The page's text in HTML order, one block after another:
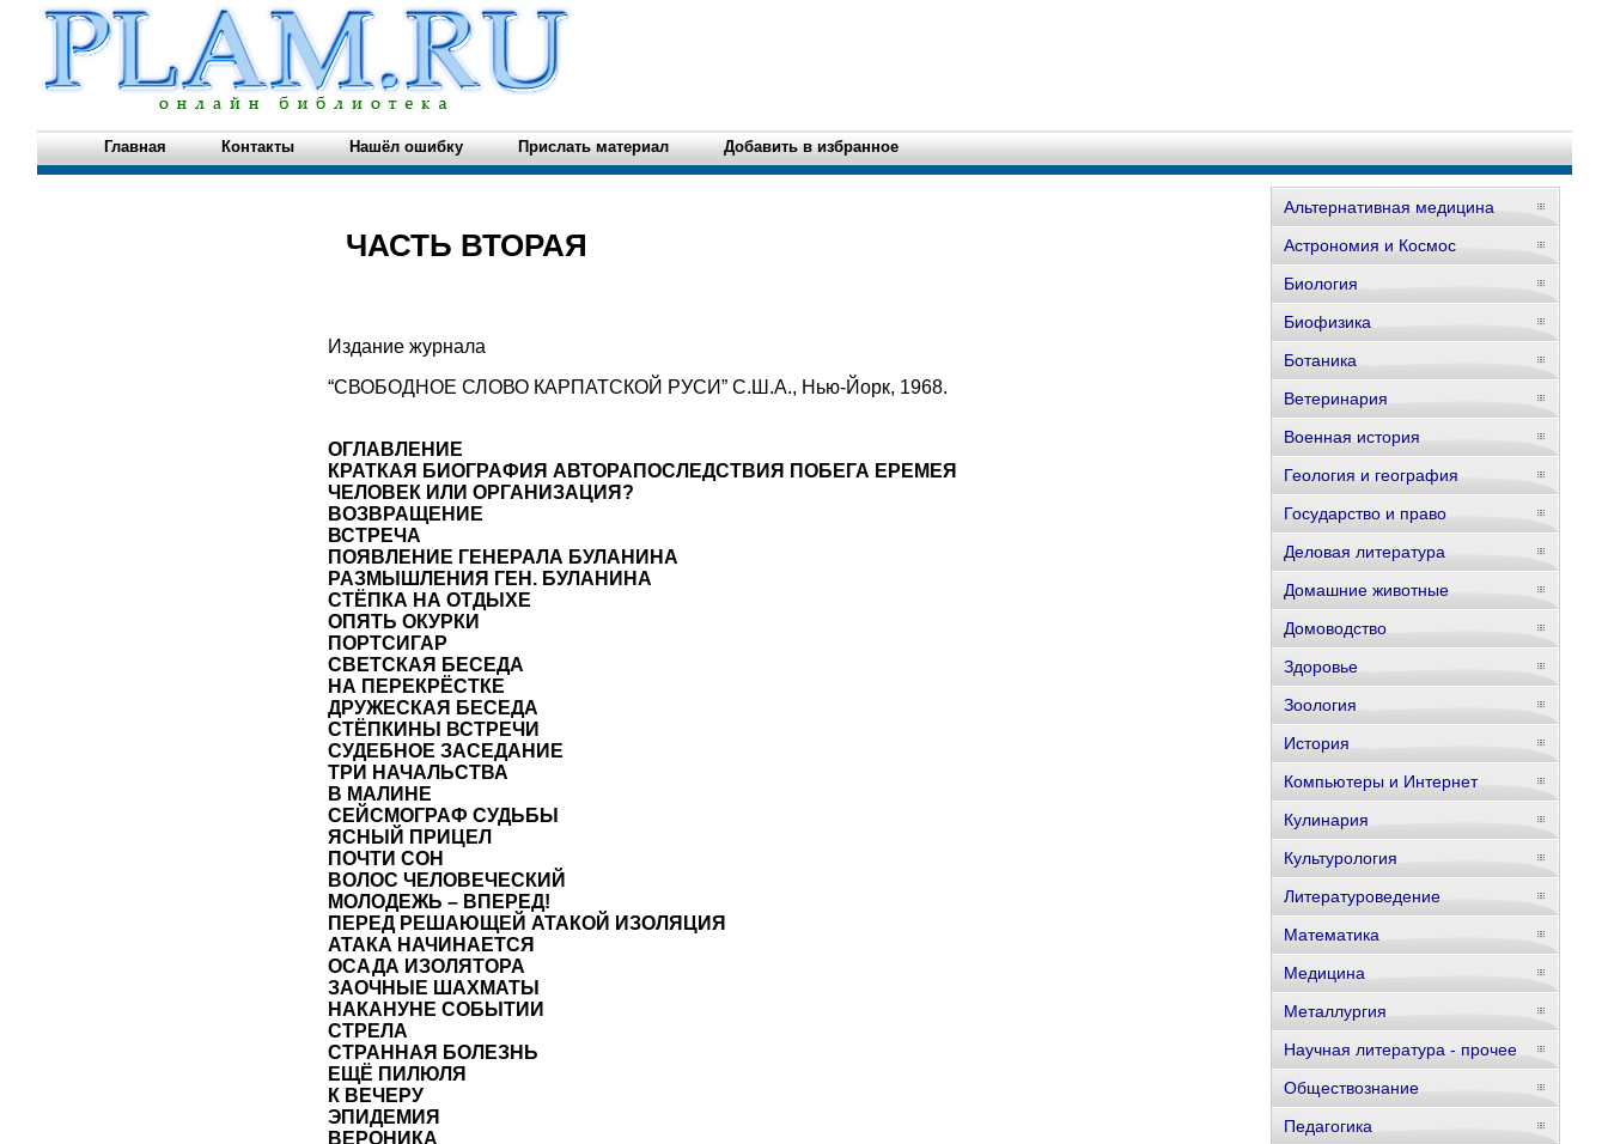
Главная Контакты Нашёл ошибку Прислать материал Добавить в избранное
ЧАСТЬ ВТОРАЯ
Издание журнала
“СВОБОДНОЕ СЛОВО КАРПАТСКОЙ РУСИ” С.Ш.А., Нью-Йорк, 1968.
ОГЛАВЛЕНИЕ
КРАТКАЯ БИОГРАФИЯ АВТОРАПОСЛЕДСТВИЯ ПОБЕГА ЕРЕМЕЯ
ЧЕЛОВЕК ИЛИ ОРГАНИЗАЦИЯ?
ВОЗВРАЩЕНИЕ
ВСТРЕЧА
ПОЯВЛЕНИЕ ГЕНЕРАЛА БУЛАНИНА
РАЗМЫШЛЕНИЯ ГЕН. БУЛАНИНА
СТЁПКА НА ОТДЫХЕ
ОПЯТЬ ОКУРКИ
ПОРТСИГАР
СВЕТСКАЯ БЕСЕДА
НА ПЕРЕКРЁСТКЕ
ДРУЖЕСКАЯ БЕСЕДА
СТЁПКИНЫ ВСТРЕЧИ
СУДЕБНОЕ ЗАСЕДАНИЕ
ТРИ НАЧАЛЬСТВА
В МАЛИНЕ
СЕЙСМОГРАФ СУДЬБЫ
ЯСНЫЙ ПРИЦЕЛ
ПОЧТИ СОН
ВОЛОС ЧЕЛОВЕЧЕСКИЙ
МОЛОДЕЖЬ – ВПЕРЕД!
ПЕРЕД РЕШАЮЩЕЙ АТАКОЙ ИЗОЛЯЦИЯ
АТАКА НАЧИНАЕТСЯ
ОСАДА ИЗОЛЯТОРА
ЗАОЧНЫЕ ШАХМАТЫ
НАКАНУНЕ СОБЫТИИ
СТРЕЛА
СТРАННАЯ БОЛЕЗНЬ
ЕЩЁ ПИЛЮЛЯ
К ВЕЧЕРУ
ЭПИДЕМИЯ
ВЕРОНИКА
Альтернативная медицина
Астрономия и Космос
Биология
Биофизика
Ботаника
Ветеринария
Военная история
Геология и география
Государство и право
Деловая литература
Домашние животные
Домоводство
Здоровье
Зоология
История
Компьютеры и Интернет
Кулинария
Культурология
Литературоведение
Математика
Медицина
Металлургия
Научная литература - прочее
Обществознание
Педагогика